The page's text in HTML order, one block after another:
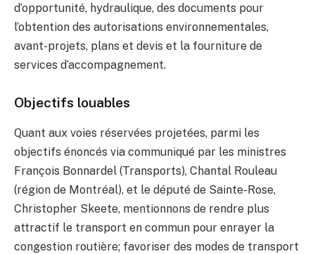
d’opportunité, hydraulique, des documents pour
l’obtention des autorisations environnementales,
avant-projets, plans et devis et la fourniture de
services d’accompagnement.
Objectifs louables
Quant aux voies réservées projetées, parmi les
objectifs énoncés via communiqué par les ministres
François Bonnardel (Transports), Chantal Rouleau
(région de Montréal), et le député de Sainte-Rose,
Christopher Skeete, mentionnons de rendre plus
attractif le transport en commun pour enrayer la
congestion routière; favoriser des modes de transport